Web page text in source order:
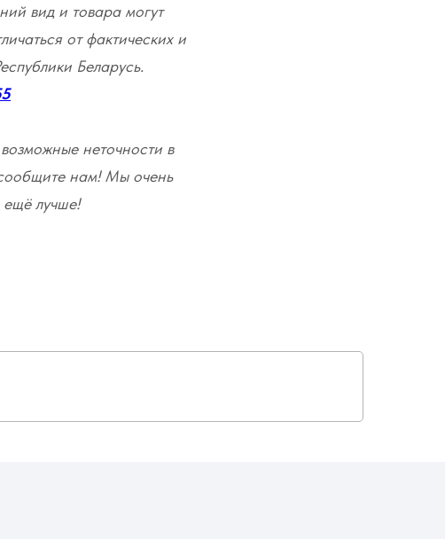
вид и товара могут
от фактических и
Беларусь.
неточности в
нам! Мы очень
лучше!